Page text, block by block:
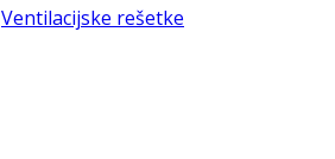
Ventilacijske rešetke